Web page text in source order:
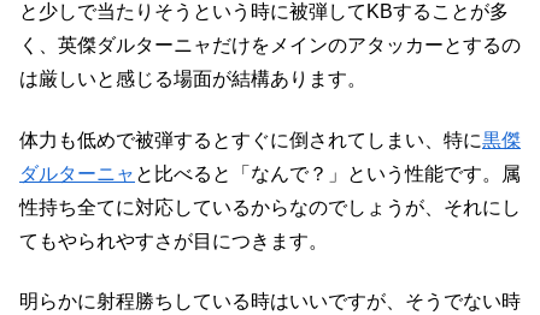
と少しで当たりそうという時に被弾してKBすることが多
く、英傑ダルターニャだけをメインのアタッカーとするの
は厳しいと感じる場面が結構あります。
体力も低めで被弾するとすぐに倒されてしまい、特に黒傑
ダルターニャ と比べると「なんで？」という性能です。属
性持ち全てに対応しているからなのでしょうが、それにし
てもやられやすさが目につきます。
明らかに射程勝ちしている時はいいですが、そうでない時